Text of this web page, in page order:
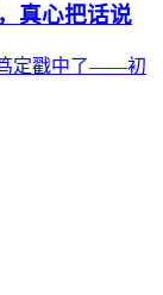
真心把话说
笃定戳中了——初